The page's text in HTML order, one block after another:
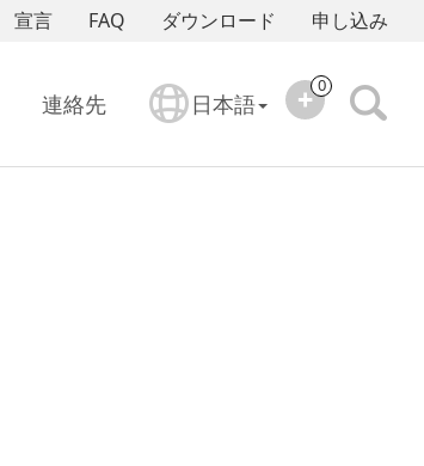
申し込み
ダウンロード
FAQ
宣言
連絡先 日本語
0